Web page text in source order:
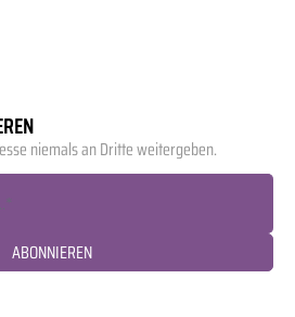
niemals an Dritte weitergeben.
ABONNIEREN